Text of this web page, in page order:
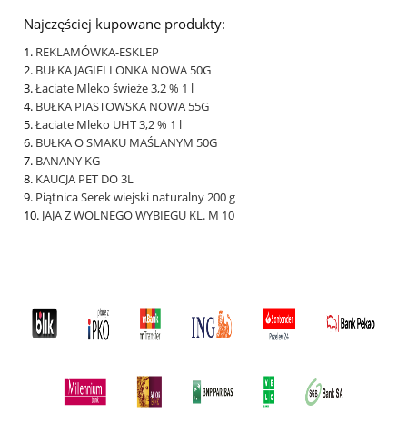
Najczęściej kupowane produkty:
REKLAMÓWKA-ESKLEP
BUŁKA JAGIELLONKA NOWA 50G
Łaciate Mleko świeże 3,2 % 1 l
BUŁKA PIASTOWSKA NOWA 55G
Łaciate Mleko UHT 3,2 % 1 l
BUŁKA O SMAKU MAŚLANYM 50G
BANANY KG
KAUCJA PET DO 3L
Piątnica Serek wiejski naturalny 200 g
JAJA Z WOLNEGO WYBIEGU KL. M 10